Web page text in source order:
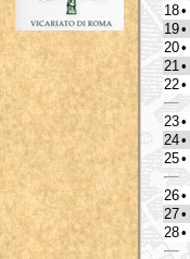
18•
19•
20•
21 •
22•
23•
24•
25•
26•
27•
28•